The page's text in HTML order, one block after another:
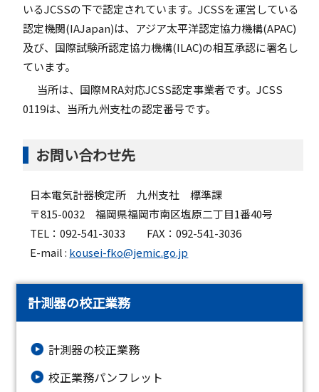
いるJCSSの下で認定されています。JCSSを運営している
認定機関(IAJapan)は、アジア太平洋認定協力機構(APAC)
及び、国際試験所認定協力機構(ILAC)の相互承認に署名し
ています。
当所は、国際MRA対応JCSS認定事業者です。JCSS
0119は、当所九州支社の認定番号です。
お問い合わせ先
日本電気計器検定所 九州支社 標準課
〒815-0032 福岡県福岡市南区塩原二丁目1番40号
TEL：092-541-3033 FAX：092-541-3036
E-mail : kousei-fko@jemic.go.jp
計測器の校正業務
計測器の校正業務
校正業務パンフレット